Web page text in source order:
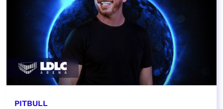
PITBULL